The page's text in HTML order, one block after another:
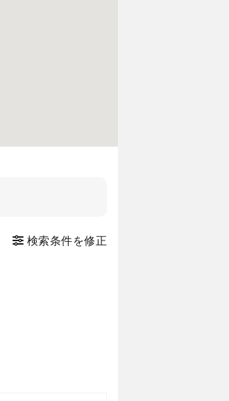
検索条件を修正